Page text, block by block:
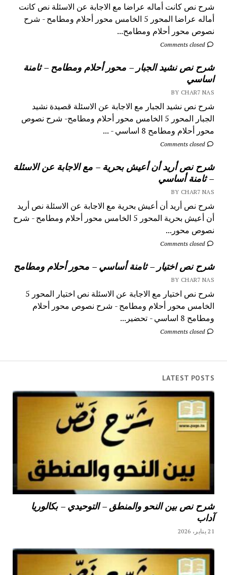
شرح نص كانت أماله عراضا مع الاجابة عن الاسئلة نص كانت
أماله عراضا المحور 5 الخامس محور أحلام ومطامح - شرح
نصوص محور أحلام ومطامح...
Comments closed
شرح نص نشيد الجبار – محور أحلام ومطامح – ثامنة
اساسي
BY CHAR7 NAS
شرح نص نشيد الجبار مع الاجابة عن الاسئلة قصيدة نشيد
الجبار المحور 5 الخامس محور أحلام ومطامح- شرح نصوص
محور أحلام ومطامح 8 اساسي - ...
Comments closed
شرح نص أريد أن أعيش بحرية – مع الاجابة عن الاسئلة
– ثامنة أساسي
BY CHAR7 NAS
شرح نص أريد أن أعيش بحرية مع الاجابة عن الاسئلة نص أريد
أن أعيش بحرية المحور 5 الخامس محور أحلام ومطامح - شرح
نصوص محور...
Comments closed
شرح نص اختيار – ثامنة أساسي – محور أحلام ومطامح
BY CHAR7 NAS
شرح نص اختيار مع الاجابة عن الاسئلة نص اختيار المحور 5
الخامس محور أحلام ومطامح - شرح نصوص محور أحلام
ومطامح 8 اساسي - تحضير...
Comments closed
LATEST POSTS
شرح نص بين النحو والمنطق – التوحيدي – بكالوريا
آداب
21 يناير، 2026